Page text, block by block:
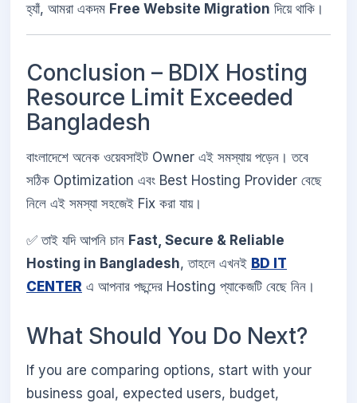
হ্যাঁ, আমরা একদম Free Website Migration দিয়ে থাকি।
Conclusion – BDIX Hosting
Resource Limit Exceeded
Bangladesh
বাংলাদেশে অনেক ওয়েবসাইট Owner এই সমস্যায় পড়েন। তবে
সঠিক Optimization এবং Best Hosting Provider বেছে
নিলে এই সমস্যা সহজেই Fix করা যায়।
✅ তাই যদি আপনি চান Fast, Secure & Reliable
Hosting in Bangladesh, তাহলে এখনই BD IT
CENTER এ আপনার পছন্দের Hosting প্যাকেজটি বেছে নিন।
What Should You Do Next?
If you are comparing options, start with your
business goal, expected users, budget,